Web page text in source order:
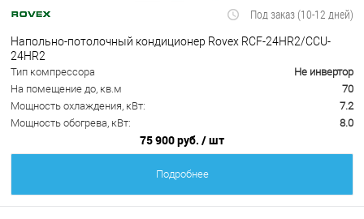
Под заказ (10-12 дней)
Напольно-потолочный кондиционер Rovex RCF-24HR2/CCU-
24HR2
Тип компрессора
Не инвертор
На помещение до, кв.м
70
Мощность охлаждения, кВт:
7.2
Мощность обогрева, кВт:
8.0
75 900 руб. / шт
Подробнее